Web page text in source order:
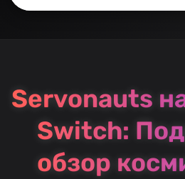
Servonauts
Switch:
обзор